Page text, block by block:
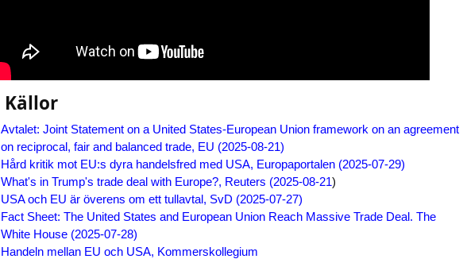
Källor
Avtalet: Joint Statement on a United States-European Union framework on an agreement
on reciprocal, fair and balanced trade, EU (2025-08-21)
Hård kritik mot EU:s dyra handelsfred med USA, Europaportalen (2025-07-29)
What's in Trump's trade deal with Europe?, Reuters (2025-08-21)
USA och EU är överens om ett tullavtal, SvD (2025-07-27)
Fact Sheet: The United States and European Union Reach Massive Trade Deal. The
White House (2025-07-28)
Handeln mellan EU och USA, Kommerskollegium